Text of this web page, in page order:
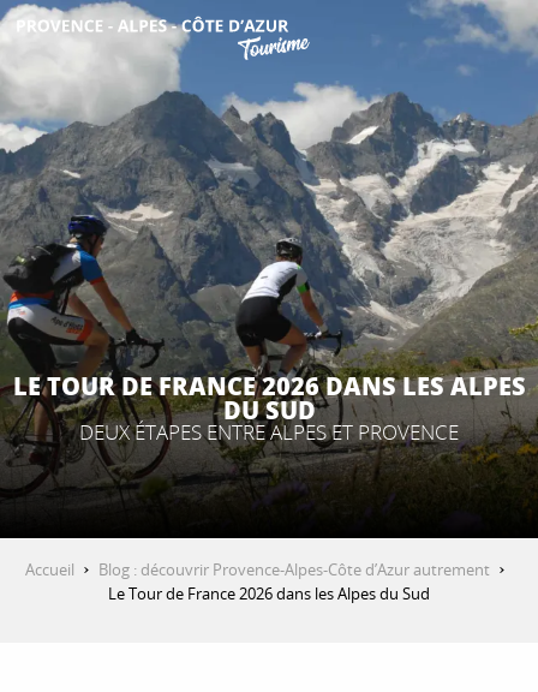
Aller
au
contenu
principal
DÉCOUVRIR
QUE FAIRE ?
SÉJOURNER
ESPACE PRO
LE TOUR DE FRANCE 2026 DANS LES ALPES
DU SUD
DEUX ÉTAPES ENTRE ALPES ET PROVENCE
Accueil
Blog : découvrir Provence-Alpes-Côte d’Azur autrement
Le Tour de France 2026 dans les Alpes du Sud